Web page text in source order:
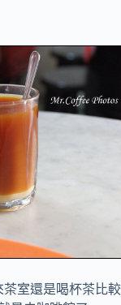
室還是喝杯茶比